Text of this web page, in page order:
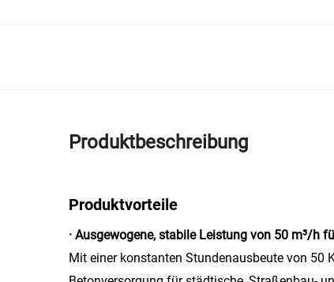
Produktbeschreibung
Produktvorteile
· Ausgewogene, stabile Leistung von 50 m³/h
Mit einer konstanten Stundenausbeute von 50